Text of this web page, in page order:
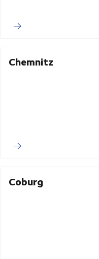
Chemnitz
Coburg